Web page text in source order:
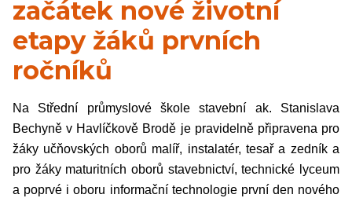
začátek nové životní
etapy žáků prvních
ročníků
Na Střední průmyslové škole stavební ak. Stanislava
Bechyně v Havlíčkově Brodě je pravidelně připravena pro
žáky učňovských oborů malíř, instalatér, tesař a zedník a
pro žáky maturitních oborů stavebnictví, technické lyceum
a poprvé i oboru informační technologie první den nového